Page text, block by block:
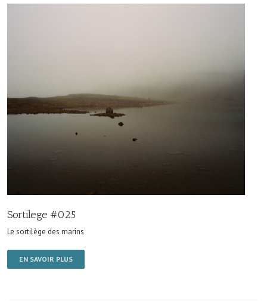
Sortilege #025
Le sortilège des marins
EN SAVOIR PLUS